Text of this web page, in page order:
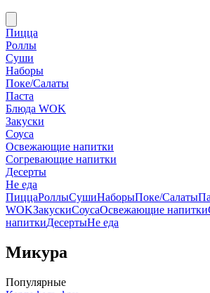
Пицца
Роллы
Суши
Наборы
Поке/Салаты
Паста
Блюда WOK
Закуски
Соуса
Освежающие напитки
Согревающие напитки
Десерты
Не еда
ПиццаРоллыСушиНаборыПоке/Салаты
WOKЗакускиСоусаОсвежающие напитки
напиткиДесертыНе еда
Микура
Популярные